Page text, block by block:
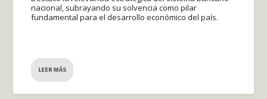
nacional, subrayando su solvencia como pilar
fundamental para el desarrollo económico del país.
LEER MÁS